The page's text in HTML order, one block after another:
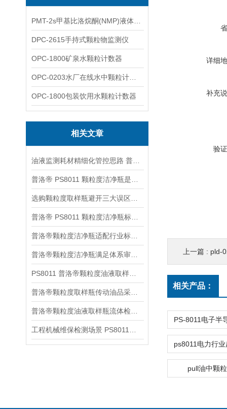
DPC-2615手持式颗粒物监测仪
OPC-1800矿泉水颗粒计数器
OPC-1800包装饮用水颗粒计数器
相关文章
详细
补充
验
上一篇 : pld-
相关产品：
pull油中颗